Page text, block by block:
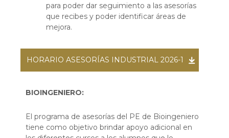
para poder dar seguimiento a las asesorías
que recibes y poder identificar áreas de
mejora.
HORARIO ASESORÍAS INDUSTRIAL 2026-1
BIOINGENIERO:
El programa de asesorías del PE de Bioingeniero
tiene como objetivo brindar apoyo adicional en